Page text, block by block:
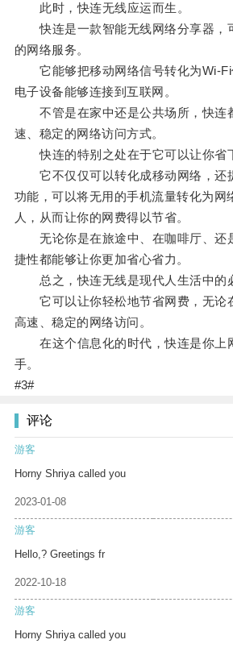
此时，快连无线应运而生。
快连是一款智能无线网络分享器，
的网络服务。
它能够把移动网络信号转化为Wi-Fi
电子设备能够连接到互联网。
不管是在家中还是公共场所，快连
速、稳定的网络访问方式。
快连的特别之处在于它可以让你省
它不仅仅可以转化成移动网络，还
功能，可以将无用的手机流量转化为网
人，从而让你的网费得以节省。
无论你是在旅途中、在咖啡厅、还
捷性都能够让你更加省心省力。
总之，快连无线是现代人生活中的
它可以让你轻松地节省网费，无论
高速、稳定的网络访问。
在这个信息化的时代，快连是你上
手。
#3#
评论
游客
Horny Shriya called you
2023-01-08
游客
Hello,? Greetings fr
2022-10-18
游客
Horny Shriya called you